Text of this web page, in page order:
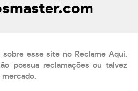
sobre esse site no Reclame Aqui.
possua reclamações ou talvez
mercado.